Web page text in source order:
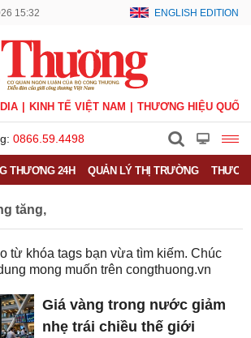
15:32 ENGLISH EDITION
KINH TẾ VIỆT NAM THƯƠNG HIỆU QUỐC
0866.59.4498
THƯƠNG 24H QUẢN LÝ THỊ TRƯỜNG
tăng,
từ khóa tags bạn vừa tìm kiếm. Chúc
mong muốn trên congthuong.vn
Giá vàng trong nước giảm
nhẹ trái chiều thế giới